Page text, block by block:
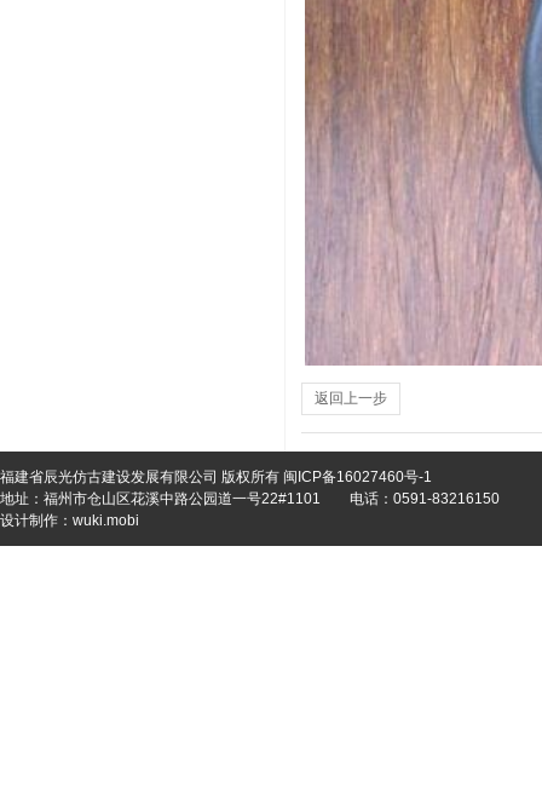
返回上一步
福建省辰光仿古建设发展有限公司 版权所有 闽ICP备16027460号-1
地址：福州市仓山区花溪中路公园道一号22#1101
电话：0591-83216150
设计制作： wuki.mobi